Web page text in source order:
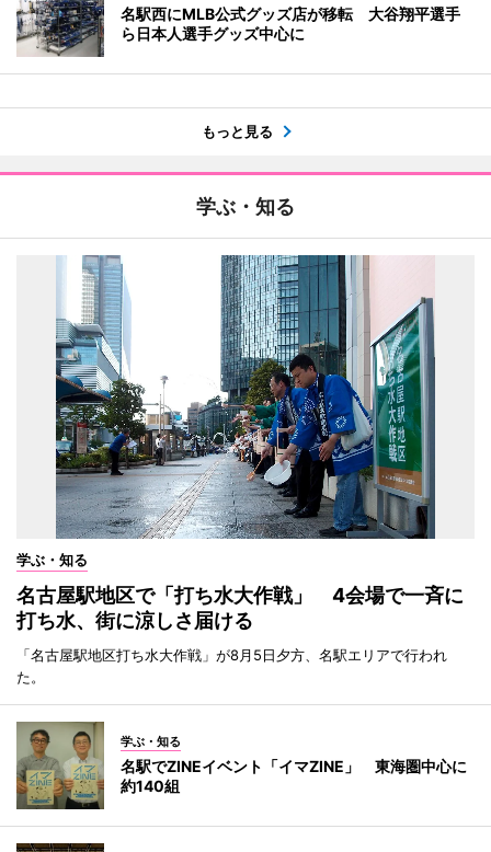
名駅西にMLB公式グッズ店が移転 大谷翔平選手
ら日本人選手グッズ中心に
もっと見る
学ぶ・知る
学ぶ・知る
名古屋駅地区で「打ち水大作戦」 4会場で一斉に
打ち水、街に涼しさ届ける
「名古屋駅地区打ち水大作戦」が8月5日夕方、名駅エリアで行われ
た。
学ぶ・知る
名駅でZINEイベント「イマZINE」 東海圏中心に
約140組